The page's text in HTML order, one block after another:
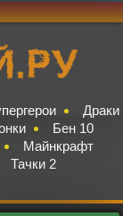
Драки
Бен 10
Майнкрафт
Тачки 2